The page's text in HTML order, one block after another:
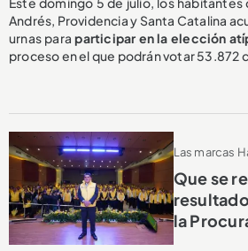
Andrés, Providencia y Santa Catalina
urnas paraparticipar en la elección
proceso en el que podrán votar 53.872
Las marcas
Que se
la